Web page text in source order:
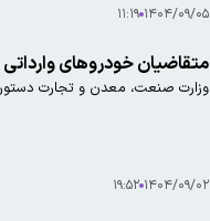
۱۴۰۴/۰۹/۰۵ ۱۱:۱۹
متقاضیان خودروهای
وزارت صنعت، معدن و تجارت دستور
۱۴۰۴/۰۹/۰۲ ۱۹:۵۲